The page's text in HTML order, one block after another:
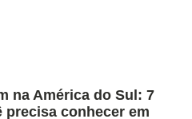
na América do Sul: 7
conhecer em